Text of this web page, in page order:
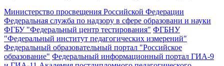
Министерство просвещения Российской Федерации
Федеральная служба по надзору в сфере образовани и науки
ФГБУ "Федеральный центр тестирования" ФГБНУ
"Федеральный институт педагогических измерений"
Федеральный образовательный портал "Российское
образование" Федеральный информационный портал ГИА-9